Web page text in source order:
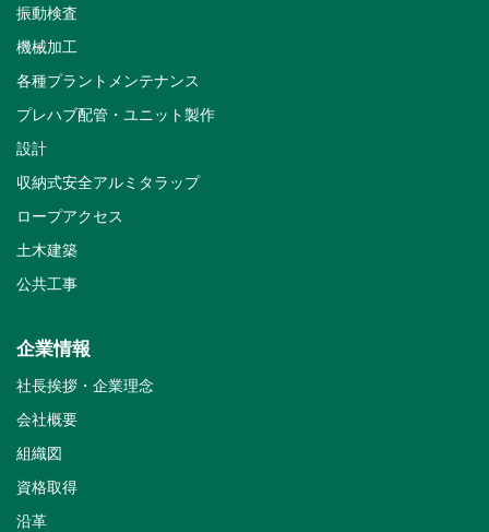
振動検査
機械加工
各種プラントメンテナンス
プレハブ配管・ユニット製作
設計
収納式安全アルミタラップ
ロープアクセス
土木建築
公共工事
企業情報
社長挨拶・企業理念
会社概要
組織図
資格取得
沿革